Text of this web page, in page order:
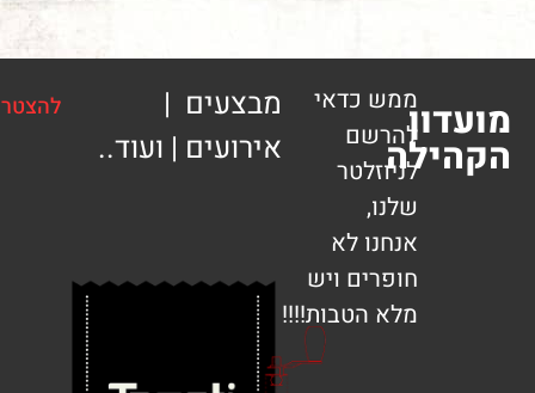
להרשם
לניוזלטר
מלא הטבות!!!!
מבצעים |
אירועים | ועוד..